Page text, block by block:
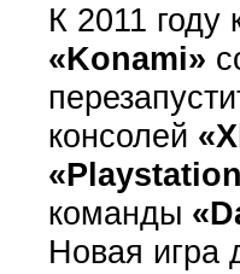
К 2011 году
«Konami»
консолей
команды
Новая игра